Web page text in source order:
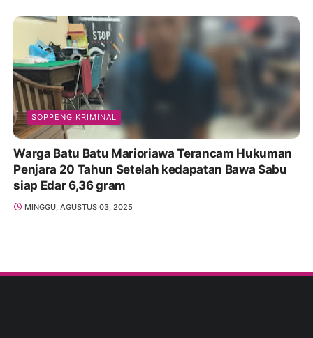
SOPPENG KRIMINAL
Warga Batu Batu Marioriawa Terancam Hukuman
Penjara 20 Tahun Setelah kedapatan Bawa Sabu
siap Edar 6,36 gram
MINGGU, AGUSTUS 03, 2025